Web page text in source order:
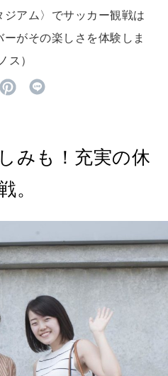
特集
茶の時間です。』
が生まれる 新しい一流店へ。」
”に出会いに。韓国」
くる、学びの教科書。」
ーツ予想図 2026」
掴む 新・開運術。」
がいれば、幸せ」
お酒の新常識。」
US!
アム〉でサッカー観戦は
がその楽しさを体験しま
ス）
みも！充実の休
。